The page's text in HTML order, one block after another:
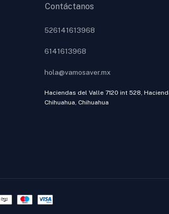
Contáctanos
526141613968
6141613968
hola@vamosaver.mx
Haciendas del Valle 7120 int 528,
Chihuahua, Chihuahua